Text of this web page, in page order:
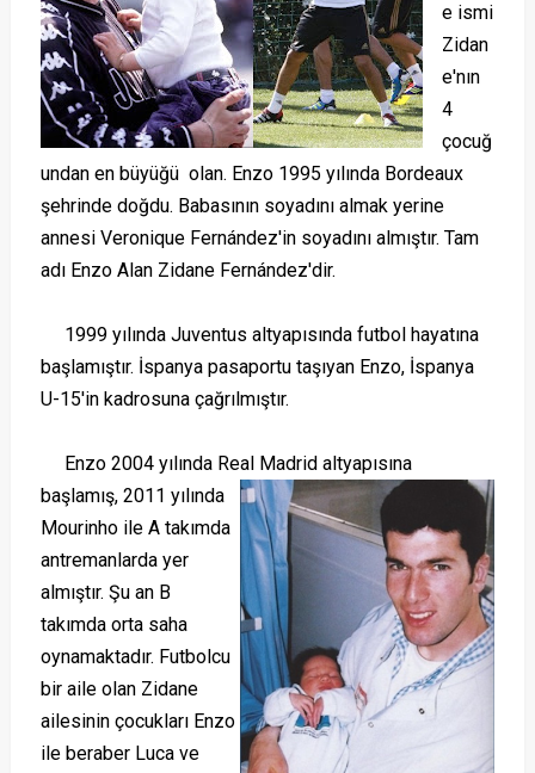
e ismi
Zidan
e'nın
4
çocuğ
undan en büyüğü olan. Enzo 1995 yılında Bordeaux
şehrinde doğdu. Babasının soyadını almak yerine
annesi Veronique Fernández'in soyadını almıştır. Tam
adı Enzo Alan Zidane Fernández'dir.
1999 yılında Juventus altyapısında futbol hayatına
başlamıştır. İspanya pasaportu taşıyan Enzo, İspanya
U-15'in kadrosuna çağrılmıştır.
Enzo 2004 yılında Real Madrid altyapısına
başlamış, 2011 yılında
Mourinho ile A takımda
antremanlarda yer
almıştır. Şu an B
takımda orta saha
oynamaktadır. Futbolcu
bir aile olan Zidane
ailesinin çocukları Enzo
ile beraber Luca ve